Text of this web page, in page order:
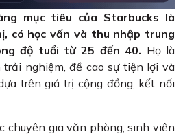
mục tiêu của Starbucks là
có học vấn và thu nhập trung
độ tuổi từ 25 đến 40. Họ là
nghiệm, đề cao sự tiện lợi và
trên giá trị cộng đồng, kết nối
chuyên gia văn phòng, sinh viên